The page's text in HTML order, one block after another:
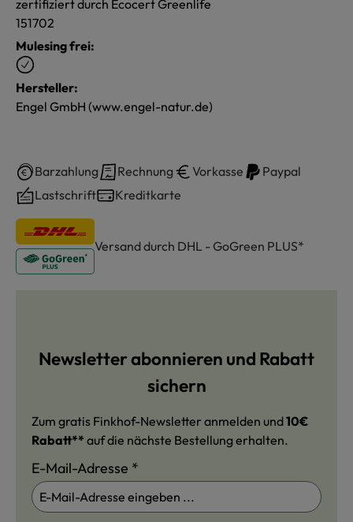
zertifiziert durch Ecocert Greenlife
151702
Mulesing frei:
Hersteller:
Engel GmbH (www.engel-natur.de)
Barzahlung Rechnung Vorkasse
Paypal
Lastschrift
Kreditkarte
Versand durch DHL - GoGreen PLUS*
Newsletter abonnieren und Rabatt
sichern
Zum gratis Finkhof-Newsletter anmelden und10€
Rabatt** auf die nächste Bestellung erhalten.
E-Mail-Adresse *